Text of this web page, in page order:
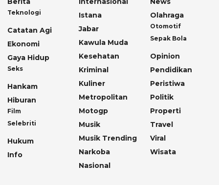
Teknologi
Catatan Agi
Ekonomi
Gaya Hidup
Seks
Hankam
Hiburan
Film
Selebriti
Hukum
Info
Istana
Jabar
Kawula Muda
Kesehatan
Kriminal
Kuliner
Metropolitan
Motogp
Musik
Musik Trending
Narkoba
Nasional
Olahraga
Otomotif
Sepak Bola
Opinion
Pendidikan
Peristiwa
Politik
Properti
Travel
Viral
Wisata